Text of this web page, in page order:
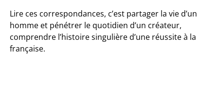
Lire ces correspondances, c’est partager la vie d’un
homme et pénétrer le quotidien d’un créateur,
comprendre l’histoire singulière d’une réussite à la
française.